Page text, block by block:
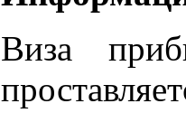
Виза